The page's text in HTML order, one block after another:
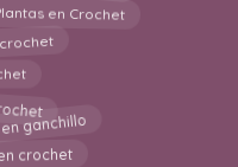
en Crochet
ganchillo
crochet